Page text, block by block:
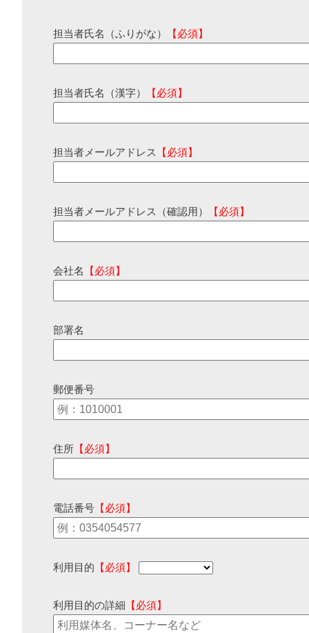
担当者氏名（ふりがな） 【必須】
担当者氏名（漢字） 【必須】
担当者メールアドレス 【必須】
担当者メールアドレス（確認用） 【必須】
会社名 【必須】
部署名
郵便番号
住所 【必須】
電話番号 【必須】
利用目的 【必須】
利用目的の詳細 【必須】